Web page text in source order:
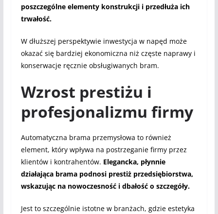
poszczególne elementy konstrukcji i przedłuża ich
trwałość.
W dłuższej perspektywie inwestycja w napęd może
okazać się bardziej ekonomiczna niż częste naprawy i
konserwacje ręcznie obsługiwanych bram.
Wzrost prestiżu i
profesjonalizmu firmy
Automatyczna brama przemysłowa to również
element, który wpływa na postrzeganie firmy przez
klientów i kontrahentów. Elegancka, płynnie
działająca brama podnosi prestiż przedsiębiorstwa,
wskazując na nowoczesność i dbałość o szczegóły.
Jest to szczególnie istotne w branżach, gdzie estetyka